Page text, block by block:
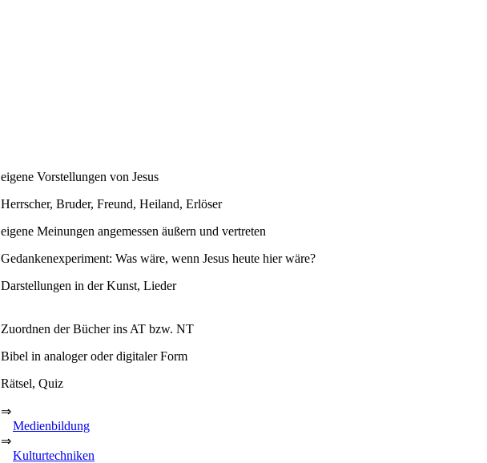
eigene Vorstellungen von Jesus
Herrscher, Bruder, Freund, Heiland, Erlöser
eigene Meinungen angemessen äußern und vertreten
Gedankenexperiment: Was wäre, wenn Jesus heute hier wäre?
Darstellungen in der Kunst, Lieder
Zuordnen der Bücher ins AT bzw. NT
Bibel in analoger oder digitaler Form
Rätsel, Quiz
⇒
Medienbildung
⇒
Kulturtechniken